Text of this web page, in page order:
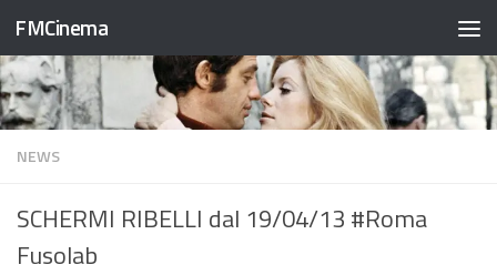
Salta al contenuto
FMCinema
NEWS
SCHERMI RIBELLI dal 19/04/13 #Roma
Fusolab